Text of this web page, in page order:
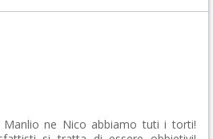
Manlio ne Nico abbiamo tuti i torti!